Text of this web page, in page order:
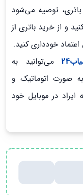
باتری، توصیه می‌شود
و از خرید باتری از
خودداری کنید.
می‌توانید به
صورت اتوماتیک و
در موبایل خود